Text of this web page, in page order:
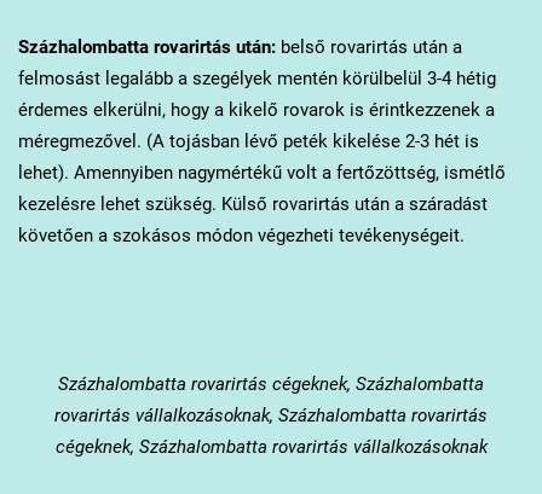
Százhalombattarovarirtás után:belső rovarirtás után a
felmosást legalább a szegélyek mentén körülbelül 3-4 hétig
érdemes elkerülni, hogy a kikelő rovarok is érintkezzenek a
méregmezővel. (A tojásban lévő peték kikelése 2-3 hét is
lehet). Amennyiben nagymértékű volt a fertőzöttség, ismétlő
kezelésre lehet szükség. Külső rovarirtás után a száradást
követően a szokásos módon végezheti tevékenységeit.
Százhalombatta rovarirtás cégeknek, Százhalombatta
rovarirtás vállalkozásoknak, Százhalombatta rovarirtás
cégeknek, Százhalombatta rovarirtás vállalkozásoknak